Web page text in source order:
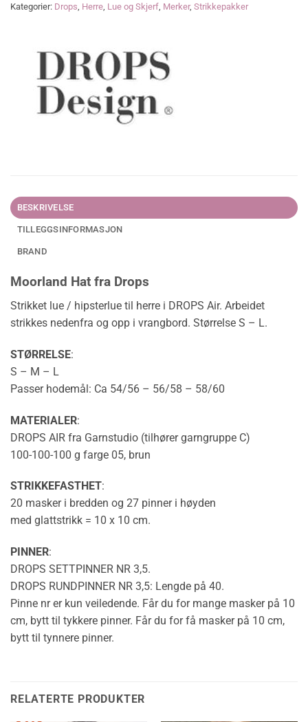
Kategorier: Drops Herre Lue og Skjerf Merker, Strikkepakker
BESKRIVELSE
TILLEGGSINFORMASJON
BRAND
Moorland Hat fra Drops
Strikket lue / hipsterlue til herre i DROPS Air. Arbeidet
strikkes nedenfra og opp i vrangbord. Størrelse S – L.
STØRRELSE:
S – M – L
Passer hodemål: Ca 54/56 – 56/58 – 58/60
MATERIALER:
DROPS AIR fra Garnstudio (tilhører garngruppe C)
100-100-100 g farge 05, brun
STRIKKEFASTHET:
20 masker i bredden og 27 pinner i høyden
med glattstrikk = 10 x 10 cm.
PINNER:
DROPS SETTPINNER NR 3,5.
DROPS RUNDPINNER NR 3,5: Lengde på 40.
Pinne nr er kun veiledende. Får du for mange masker på 10
cm, bytt til tykkere pinner. Får du for få masker på 10 cm,
bytt til tynnere pinner.
RELATERTE PRODUKTER